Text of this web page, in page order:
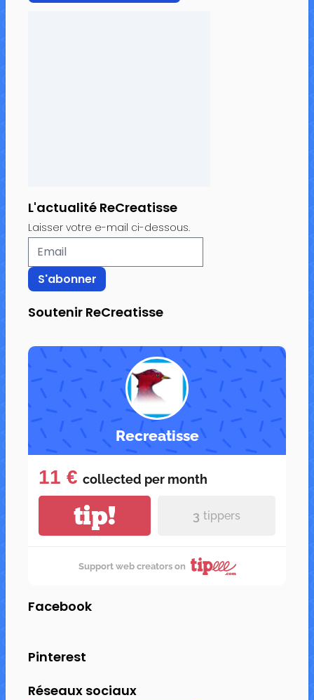
L'actualité ReCreatisse
Laisser votre e-mail ci-dessous.
Soutenir ReCreatisse
Recreatisse
11 € collected per month
tip! 3 tippers
Support web creators on
Facebook
Pinterest
Réseaux sociaux